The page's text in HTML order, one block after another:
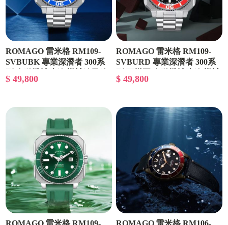
ROMAGO 雷米格 RM109-
SVBUBK 專業深潛者 300系
手錶
$ 49,800
ROMAGO 雷米格 RM109-
SVBURD 專業深潛者 300系
錶男錶
$ 49,800
ROMAGO 雷米格 RM109- ROMAGO 雷米格 RM106-